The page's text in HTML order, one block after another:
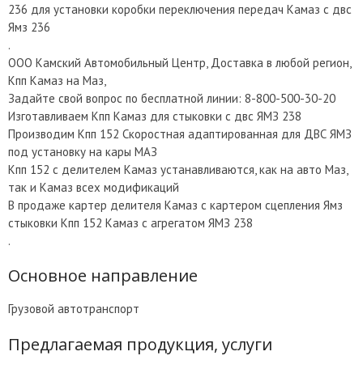
236 для установки коробки переключения передач Камаз с двс
Ямз 236
.
ООО Камский Автомобильный Центр, Доставка в любой регион,
Кпп Камаз на Маз,
Задайте свой вопрос по бесплатной линии: 8-800-500-30-20
Изготавливаем Кпп Камаз для стыковки с двс ЯМЗ 238
Производим Кпп 152 Скоростная адаптированная для ДВС ЯМЗ
под установку на кары МАЗ
Кпп 152 с делителем Камаз устанавливаются, как на авто Маз,
так и Камаз всех модификаций
В продаже картер делителя Камаз с картером сцепления Ямз
стыковки Кпп 152 Камаз с агрегатом ЯМЗ 238
.
Основное направление
Грузовой автотранспорт
Предлагаемая продукция, услуги